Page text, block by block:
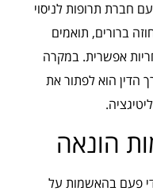
חברת תרופות לניסוי
ברורים, תואמים
אפשרית. במקרה
הדין הוא לפתור את
הונאה
פעם בהאשמות על